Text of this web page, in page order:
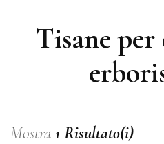
Tisane
Mostra 1 Risultato(i)